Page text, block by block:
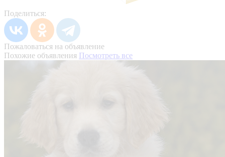
Поделиться:
Пожаловаться на объявление
Похожие объявления Посмотреть все